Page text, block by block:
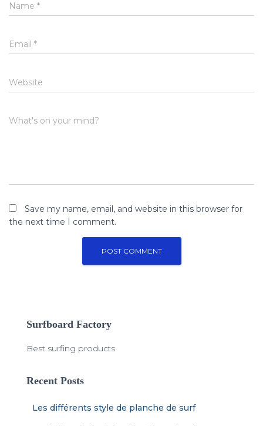
Name *
Email *
Website
What's on your mind?
Save my name, email, and website in this browser for
the next time I comment.
Surfboard Factory
Best surfing products
Recent Posts
Les différents style de planche de surf